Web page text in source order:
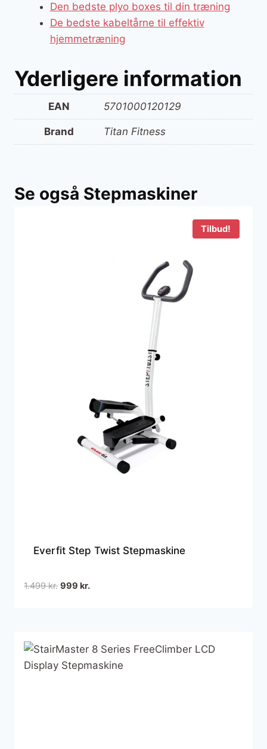
Den bedste plyo boxes til din træning
De bedste kabeltårne til effektiv
hjemmetræning
Yderligere information
EAN 5701000120129
Brand Titan Fitness
Se også Stepmaskiner
Tilbud!
Everfit Step Twist Stepmaskine
1.499kr. Den
999 kr.Den